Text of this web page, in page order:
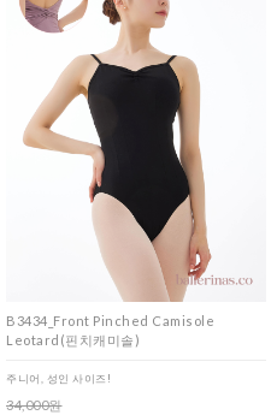
B3434_Front Pinched Camisole
Leotard(핀치캐미솔)
주니어, 성인 사이즈!
34,000원